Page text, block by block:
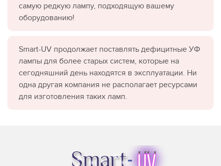
самую редкую лампу, подходящую вашему
оборудованию!
Smart-UV продолжает поставлять дефицитные УФ
лампы для более старых систем, которые на
сегодняшний день находятся в эксплуатации. Ни
одна другая компания не располагает ресурсами
для изготовления таких ламп.